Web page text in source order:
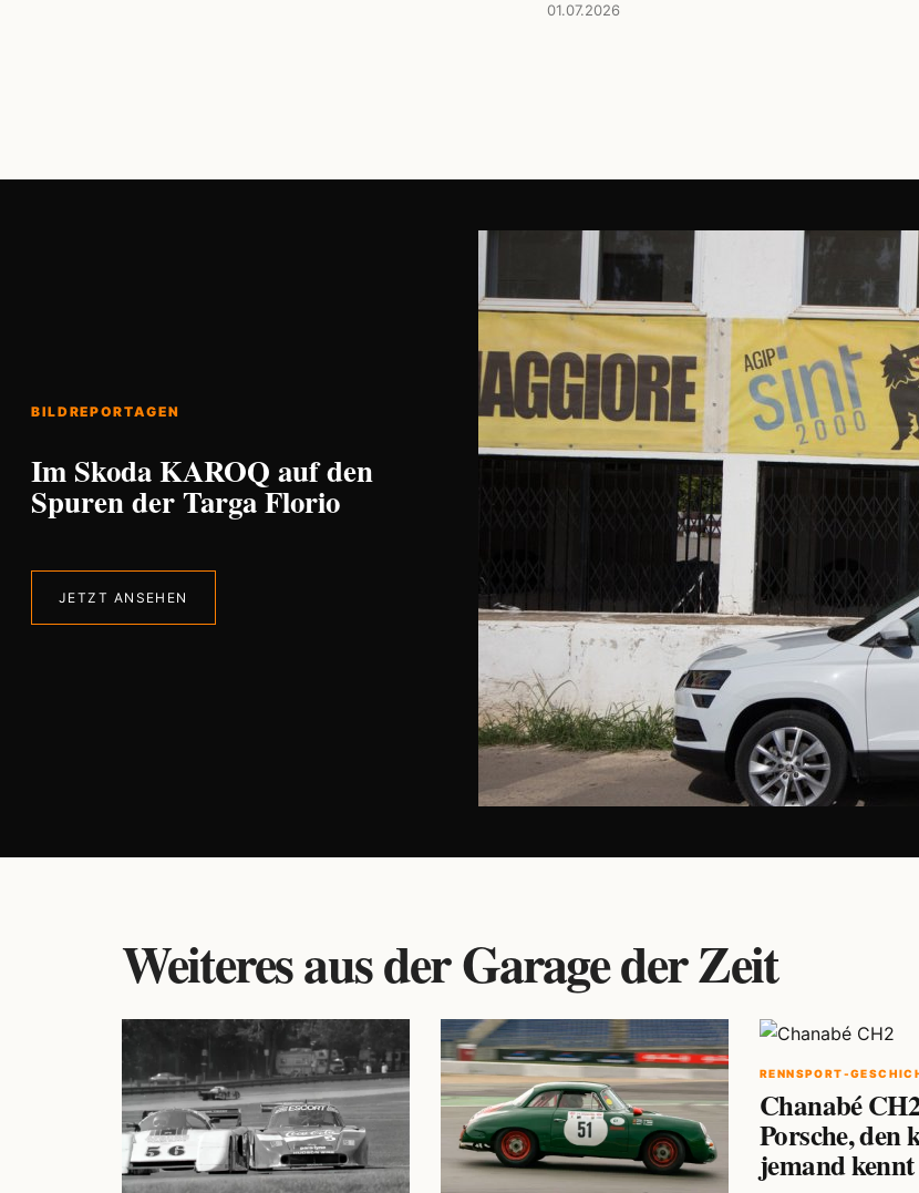
01.07.2026
BILDREPORTAGEN
Im Skoda KAROQ auf den
Spuren der Targa Florio
JETZT ANSEHEN
Weiteres aus der Garage der Zeit
RENNSPORT-
Chanabé
Porsche, den
jemand kennt